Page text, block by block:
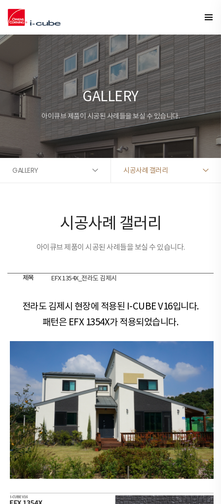
GALLERY
아이큐브 제품이 시공된 사례들을 보실 수 있습니다.
GALLERY 시공사례 갤러리
시공사례 갤러리
아이큐브 제품이 시공된 사례들을 보실 수 있습니다.
제목 EFX 1354X_전라도 김제시
전라도 김제시 현장​​에 적용된 I-CUBE V16입니다.
패턴은 EFX 1354X가 적용되었습니다.